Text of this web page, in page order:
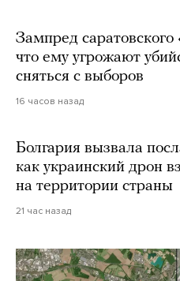
Зампред саратовского
что ему угрожают
сняться с выборов
16 часов назад
Болгария вызвала
как украинский дрон
на территории страны
21 час назад